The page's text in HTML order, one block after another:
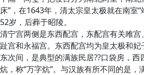
床”，在1643年，清太宗皇太极就在南室
52岁，后葬于昭陵。
清宁宫两侧是东西配宫，东配宫有关雎
趾宫和永福宫。东西配宫均为皇太极和妃
东次间，是典型的满族民居??口袋房，西
炕，称“万字炕”。与汉族有所不同的是，